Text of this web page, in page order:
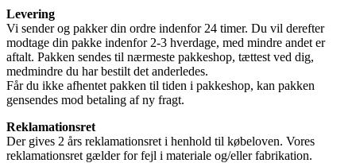
Levering
Vi sender og pakker din ordre indenfor 24 timer. Du vil derefter
modtage din pakke indenfor 2-3 hverdage, med mindre andet er
aftalt. Pakken sendes til nærmeste pakkeshop, tættest ved dig,
medmindre du har bestilt det anderledes.
Får du ikke afhentet pakken til tiden i pakkeshop, kan pakken
gensendes mod betaling af ny fragt.
Reklamationsret
Der gives 2 års reklamationsret i henhold til købeloven. Vores
reklamationsret gælder for fejl i materiale og/eller fabrikation.